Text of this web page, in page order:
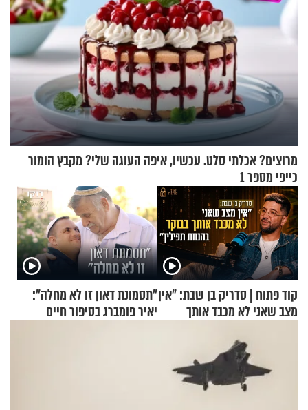
מרוצים? אכלתי סלט. עכשיו, איפה העוגה שלי? מקבץ הומור
כייפי מספר 1
קוד פתוח | סדריק בן שבת: "אין
מצב שאני לא מכבד אותך
"תסמונת דאון זו לא מחלה":
יאיר פומברג בסיפור חיים